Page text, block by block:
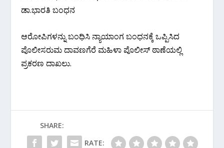
ಡಾ.ಭಾರತಿ ಬಂಧನ
ಆರೋಪಿಗಳನ್ನು ಬಂಧಿಸಿ ನ್ಯಾಯಾಂಗ ಬಂಧನಕ್ಕೆ ಒಪ್ಪಿಸಿದ
ಪೊಲೀಸರುಮ ದಾವಣಗೆರೆ ಮಹಿಳಾ ಪೊಲೀಸ್ ಠಾಣೆಯಲ್ಲಿ
ಪ್ರಕರಣ ದಾಖಲು.
SHARE:
RATE: